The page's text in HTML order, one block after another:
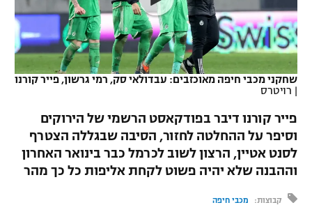
רץ ברשת
תוצאות
ברחבה
"מעל הליגה" – פודקאסט
מכבי תל אביב
הפועל תל אביב
הפועל באר שבע
מכבי נתניה
בני יהודה
ליגה צרפתית
ליגה הולנדית
ליגה טורקית
ליגה סינית
ליגה ברזילאית
הפועל ירושלים
דני אבדיה
כדורעף
שחייה
ג'ודו
אגרוף
ספורט אולימפי
שחקני מכבי חיפה מאוכזבים: עבדולאי סק, רמי גרשון, פייר קורנו
| רויטרס
פייר קורנו דיבר בפודקאסט הרשמי של הירוקים
וסיפר על ההחלטה לחזור, הסיבה שבגללה הצטרף
לסנט אטיין, הרצון לשוב לכרמל כבר בינואר האחרון
וההבנה שלא יהיה פשוט לקחת אליפות כל כך מהר
קבוצות: מכבי חיפה